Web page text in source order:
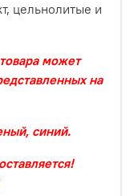
цельнолитые и
может
на
синий.